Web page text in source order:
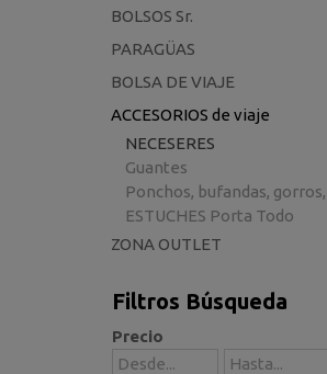
BOLSOS Sr.
PARAGÜAS
BOLSA DE VIAJE
ACCESORIOS de viaje
NECESERES
Guantes
Ponchos, bufandas,
ESTUCHES Porta Todo
ZONA OUTLET
Filtros Búsqueda
Precio